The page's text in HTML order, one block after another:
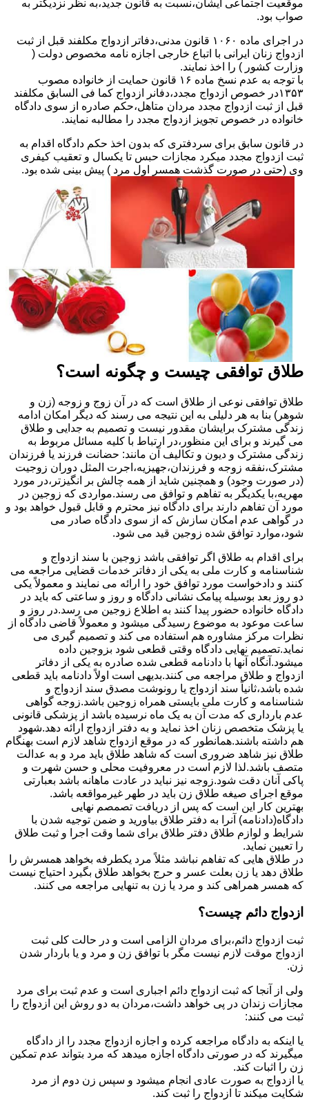
موقعیت اجتماعی ایشان،نسبت به قانون جدید،به نظر نزدیکتر به
صواب بود.
در اجرای ماده ۱۰۶۰ قانون مدنی،دفاتر ازدواج مکلفند قبل از ثبت
ازدواج زنان ایرانی با اتباع خارجی اجازه نامه مخصوص دولت (
وزارت کشور ) را اخذ نمایند.
با توجه به عدم نسخ ماده ۱۶ قانون حمایت از خانواده مصوب
۱۳۵۳در خصوص ازدواج مجدد،دفانر ازدواج کما فی السابق مکلفند
قبل از ثبت ازدواج مجدد مردان متاهل،حکم صادره از سوی دادگاه
خانواده در خصوص تجویز ازدواج مجدد را مطالبه نمایند.
در قانون سابق برای سردفتری که بدون اخذ حکم دادگاه اقدام به
ثبت ازدواج مجدد میکرد مجازات حبس تا یکسال و تعقیب کیفری
وی (حتی در صورت گذشت همسر اول مرد ) پیش بینی شده بود.
طلاق توافقی چیست و چگونه است؟
طلاق توافقی نوعی از طلاق است که در آن زوج و زوجه (زن و
شوهر) بنا به هر دلیلی به این نتیجه می رسند که دیگر امکان ادامه
زندگی مشترک برایشان مقدور نیست و تصمیم به جدایی و طلاق
می گیرند و برای این منظور،در ارتباط با کلیه مسائل مربوط به
زندگی مشترک و دیون و تکالیف آن مانند: حضانت فرزند یا فرزندان
مشترک،نفقه زوجه و فرزندان،جهیزیه،اجرت المثل دوران زوجیت
(در صورت وجود) و همچنین شاید از همه چالش بر انگیزتر،در مورد
مهریه،با یکدیگر به تفاهم و توافق می رسند.مواردی که زوجین در
مورد آن تفاهم دارند برای دادگاه نیز محترم و قابل قبول خواهد بود و
در گواهی عدم امکان سازش که از سوی دادگاه صادر می
شود،موارد توافق شده زوجین قید می شود.
برای اقدام به طلاق اگر توافقی باشد زوجین با سند ازدواج و
شناسنامه و کارت ملی به یکی از دفاتر خدمات قضایی مراجعه می
کنند و دادخواست مورد توافق خود را ارائه می نمایند و معمولاً یکی
دو روز بعد بوسیله پیامک نشانی دادگاه و روز و ساعتی که باید در
دادگاه خانواده حضور پیدا کنند به اطلاع زوجین می رسد.در روز و
ساعت موعود به موضوع رسیدگی میشود و معمولاً قاضی دادگاه از
نظرات مرکز مشاوره هم استفاده می کند و تصمیم گیری می
نماید.تصمیم نهایی دادگاه وقتی قطعی شود بزوجین داده
میشود.آنگاه آنها با دادنامه قطعی شده صادره به یکی از دفاتر
ازدواج و طلاق مراجعه می کنند.بدیهی است اولاً دادنامه باید قطعی
شده باشد،ثانیاً سند ازدواج یا رونوشت مصدق سند ازدواج و
شناسنامه و کارت ملی بایستی همراه زوجین باشد.زوجه گواهی
عدم بارداری که مدت آن به یک ماه نرسیده باشد از پزشکی قانونی
یا پزشک متخصص زنان اخذ نماید و به دفتر ازدواج ارائه دهد.شهود
هم داشته باشند.همانطور که در موقع ازدواج شاهد لازم است بهنگام
طلاق نیز شاهد ضروری است که شاهد طلاق باید مرد و به عدالت
متصف باشد.لذا لازم است در معروفیت محلی و حسن شهرت و
پاکی آنان دقت شود.زوجه نیز نباید در عادت ماهانه باشد بعبارتی
موقع اجرای صیغه طلاق زن باید در طهر غیرمواقعه باشد.
بهترین کار این است که پس از دریافت تصمصم نهایی
دادگاه(دادنامه) آنرا به دفتر طلاق بیاورید و ضمن توجیه شدن با
شرایط و لوازم طلاق دفتر طلاق برای شما وقت اجرا و ثبت طلاق
را تعیین نماید.
در طلاق هایی که تفاهم نباشد مثلاً مرد یکطرفه بخواهد همسرش را
طلاق دهد یا زن بعلت عسر و حرج بخواهد طلاق بگیرد احتیاج نیست
که همسر همراهی کند و مرد یا زن به تنهایی مراجعه می کنند.
ازدواج دائم چیست؟
ثبت ازدواج دائم،برای مردان الزامی است و در حالت کلی ثبت
ازدواج موقت لازم نیست مگر با توافق زن و مرد و یا باردار شدن
زن.
ولی از آنجا که ثبت ازدواج دائم اجباری است و عدم ثبت برای مرد
مجازات زندان در پی خواهد داشت،مردان به دو روش این ازدواج را
ثبت می کنند:
یا اینکه به دادگاه مراجعه کرده و اجازه ازدواج مجدد را از دادگاه
میگیرند که در صورتی دادگاه اجازه میدهد که مرد بتواند عدم تمکین
زن را اثبات کند.
یا ازدواج به صورت عادی انجام میشود و سپس زن دوم از مرد
شکایت میکند تا ازدواج را ثبت کند.